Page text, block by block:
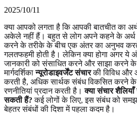
2025/10/11
क्या आपको लगता है कि आपकी बातचीत का
अकेले नहीं हैं। बहुत से लोग अपने कहने के अर्थ
करने के तरीके के बीच एक अंतर का अनुभव
गलतफहमी होती है। लेकिन क्या होगा अगर ये
जानकारी को संसाधित करने और साझा करने
मार्गदर्शिकान्यूरोडाइवर्जेंट संचारकी विविध और
करती है, अधिक सार्थक संबंध विकसित करने के
रणनीतियां प्रदान करती है।क्या संचार शैलियाँ
सकती हैं? कई लोगों के लिए, इस संबंध को
बेहतर संबंधों की दिशा में पहला कदम है।